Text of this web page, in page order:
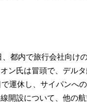
都内で旅行会社向け
ン氏は冒頭で、デル
運休し、サイパンへ
開設について、他の